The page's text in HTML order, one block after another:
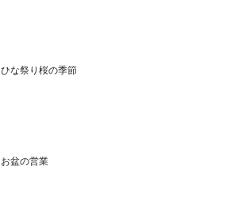
ひな祭り桜の季節
お盆の営業